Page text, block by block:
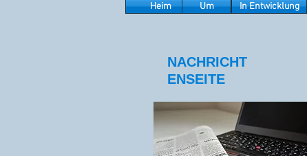
Heim Um In Entwicklung
NACHRICHT
ENSEITE